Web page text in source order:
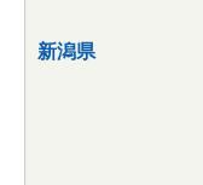
新潟県